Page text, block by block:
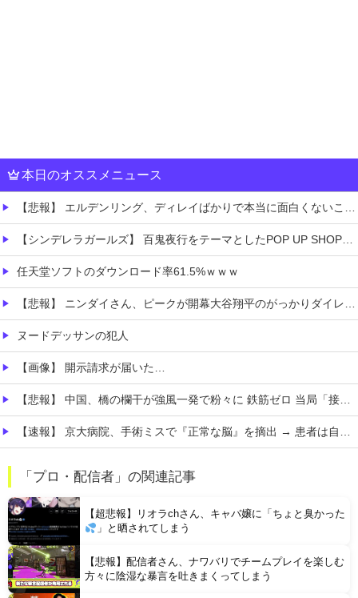
本日のオススメニュース
【悲報】 エルデンリング、ディレイばかりで本当に面白くないこのゲーム←賛同の声が多数…
【シンデレラガールズ】 百鬼夜行をテーマとしたPOP UP SHOPが東京・大阪にて開催
任天堂ソフトのダウンロード率61.5%ｗｗｗ
【悲報】 ニンダイさん、ピークが開幕大谷翔平のがっかりダイレクトだったと言われてしまう
ヌードデッサンの犯人
【画像】 開示請求が届いた…
【悲報】 中国、橋の欄干が強風一発で粉々に 鉄筋ゼロ 当局「接着剤でくっつけただけ」「正常で、品質問題はない」
【速報】 京大病院、手術ミスで『正常な脳』を摘出 → 患者は自発呼吸不可能な植物状態に
【衝撃】 日本人が減り「外国人が増えた」市区町村ランキング…TOP5がこちらｗｗｗｗｗｗ
「プロ・配信者」の関連記事
【超悲報】リオラchさん、キャバ嬢に「ちょと臭かった
」と晒されてしまう
【悲報】配信者さん、ナワバリでチームプレイを楽しむ
方々に陰湿な暴言を吐きまくってしまう